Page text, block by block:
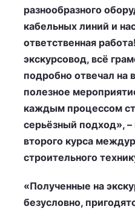
разнообразного
кабельных линий и
ответственная
экскурсовод, всё
подробно отвечал на
полезное
каждым процессом
серьёзный подход»,
второго курса
строительного
«Полученные на
безусловно,